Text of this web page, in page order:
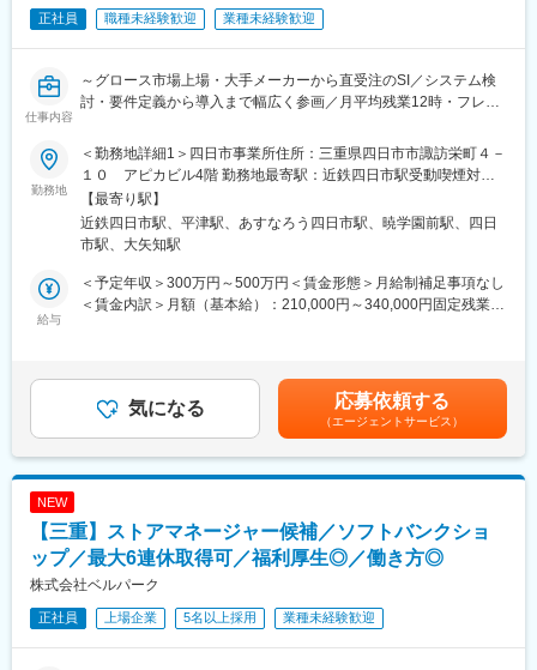
変更の範囲：本文参照
■業務詳細
から観察・画像解析、さらに顧客との打ち合わせまで幅広く対応
する業務です。
解析に必要な形状にするため、試料の加工や準備を行います。
2）SEM・TEMによる電子顕微鏡観察
電子顕微鏡を使い、半導体内部の微細構造を観察・撮影します。
3）取得画像の解析・データ整理
観察した画像をもとに、構造や不良要因を解析し、結果をまとめ
4）解析に関する顧客対応・打ち合わせ
顧客と打ち合わせを行い、解析内容の確認や結果の説明を行いま
チームでの情報共有や、日常的な業務環境の維持も担当します。
■職場環境・魅力：
◇人事育成制度
◇キャリアサポート制度
配属後も定期的に面談を行い、「困っていること」「不安なこ
と」を気軽に相談できます。
一人で抱え込まず、周りに頼れる環境です。
正社員 職種未経験歓迎 業種未経験歓迎
仕事内容
～グロース市場上場・大手メーカーから直受注のSI／システム検
討・要件定義から導入まで幅広く参画／月平均残業12時・フレッ
■概要：
大手メーカーのITツール導入の教育システムに携わって頂きま
す。新しいITツールやシステムの新規機能を追加したタイミング
で、説明資料の作成やヘルプデスク業務をお任せします。
※将来的にはマネジメントや、社内で技術者（開発エンジニア）と
してのキャリアステップも可能です。
・OA機器全般のヘルプデスク
・PCのセットアップ
【変更の範囲：会社の定める業務】
■キャリアビジョン：
けますとエンジニアとしてキャリアを描くことも可能です。
勤務地
＜勤務地詳細1＞四日市事業所住所：三重県四日市市諏訪栄町４－
１０ アピカビル4階 勤務地最寄駅：近鉄四日市駅受動喫煙対
策：屋内全面禁煙＜勤務地詳細2＞四日市工場（キオクシア）住
所：三重県四日市市山之一色町800番地 受動喫煙対策：屋内全面
禁煙変更の範囲：会社の定める事業所（リモートワーク含む）
【最寄り駅】
近鉄四日市駅、平津駅、あすなろう四日市駅、暁学園前駅、四日
市駅、大矢知駅
給与
＜予定年収＞300万円～500万円＜賃金形態＞月給制補足事項なし
＜賃金内訳＞月額（基本給）：210,000円～340,000円固定残業手
＞※〈月額固定給×12カ月＝年収〉です。（賞与無）※固定残業時
間を超過した時間外労働の残業時間代は追加支給※給与詳細は、当
社規定に従いスキル・経験年数に準じて決定いたします■昇格：年
1回（4月）※個人の成績、会社業績により査定■決算賞与制度（会
社業績に応じ支給）賃金はあくまでも目安の金額であり、選考を
表記です。
気になる 応募依頼する
（エージェントサービス）
NEW
【三重】ストアマネージャー候補／ソフトバンクショ
ップ／最大6連休取得可／福利厚生◎／働き方◎
株式会社ベルパーク
正社員 上場企業 5名以上採用 業種未経験歓迎